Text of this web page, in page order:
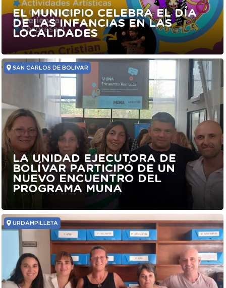
EL MUNICIPIO CELEBRA EL DÍA
DE LAS INFANCIAS EN LAS
LOCALIDADES
SAN CARLOS DE BOLÍVAR
LA UNIDAD EJECUTORA DE
BOLÍVAR PARTICIPÓ DE UN
NUEVO ENCUENTRO DEL
PROGRAMA MUNA
URDAMPILLETA